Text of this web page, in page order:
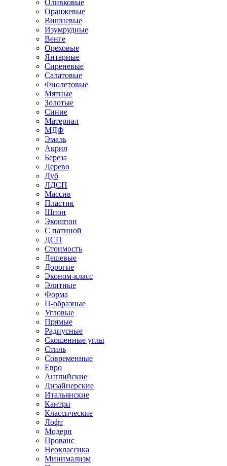
Оливковые
Оранжевые
Вишневые
Изумрудные
Венге
Ореховые
Янтарные
Сиреневые
Салатовые
Фиолетовые
Мятные
Золотые
Синие
Материал
МДФ
Эмаль
Акрил
Береза
Дерево
Дуб
ЛДСП
Массив
Пластик
Шпон
Экошпон
С патиной
ДСП
Стоимость
Дешевые
Дорогие
Эконом-класс
Элитные
Форма
П-образные
Угловые
Прямые
Радиусные
Скошенные углы
Стиль
Современные
Евро
Английские
Дизайнерские
Итальянские
Кантри
Классические
Лофт
Модерн
Прованс
Неоклассика
Минимализм